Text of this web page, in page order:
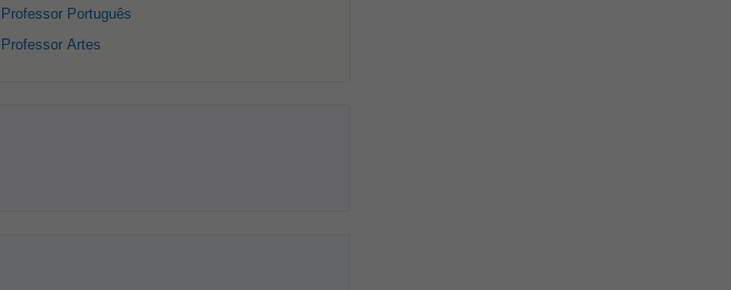
Professor Português
Professor Artes